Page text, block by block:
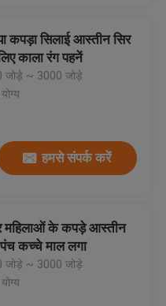
कपड़ा सिलाई आस्तीन सिर
काला रंग पहनें
जोड़े ~ 3000 जोड़े
हमसे संपर्क करें
महिलाओं के कपड़े आस्तीन
पंच कच्चे माल लगा
जोड़े ~ 3000 जोड़े